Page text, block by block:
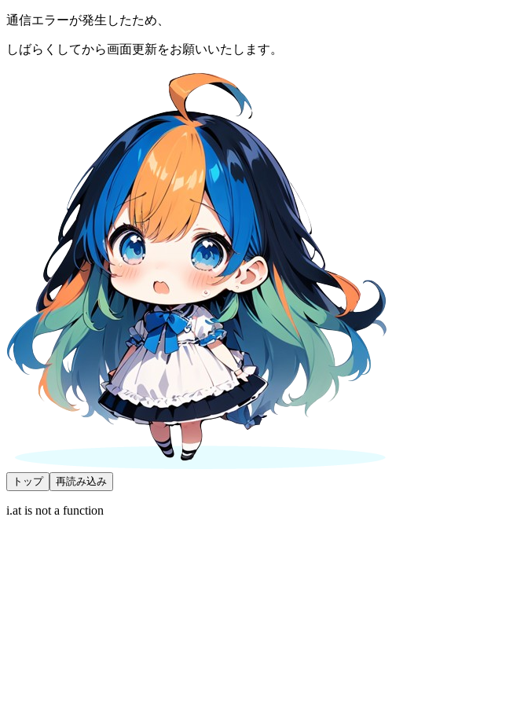
通信エラーが発生したため、
しばらくしてから画面更新をお願いいたします。
トップ 再読み込み
i.at is not a function